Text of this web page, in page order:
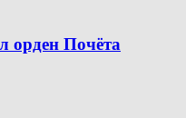
орден Почёта